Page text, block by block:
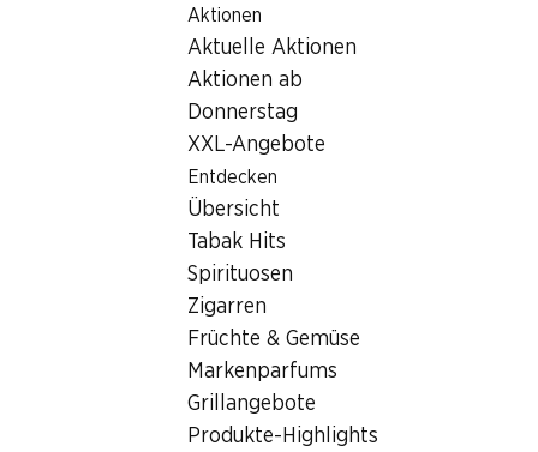
Aktionen
Aktuelle Aktionen
Aktionen ab
Donnerstag
XXL-Angebote
Entdecken
Übersicht
Tabak Hits
Spirituosen
Zigarren
Früchte & Gemüse
Markenparfums
Grillangebote
Produkte-Highlights
Filialsuche
Denner Filiale Rte Cantonale 9, 1964 Conthey
1964 Conthey
Rte Cantonale 9, 1964 Conthey
Öffnungszeiten